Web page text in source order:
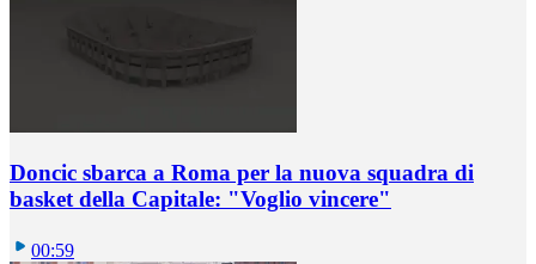
Doncic sbarca a Roma per la nuova squadra di
basket della Capitale: "Voglio vincere"
00:59